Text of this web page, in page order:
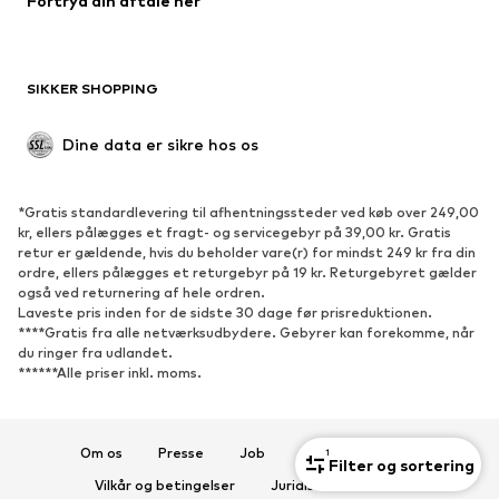
1
Filter og sortering
Upcycled mode
Nyheder
Trending
Sneakers
Ankelstøvler
Pumps & høje hæle
Støvler
Sandaler
Lave sko
Sportssko
SIKKER SHOPPING
Dine data er sikre hos os
*Gratis standardlevering til afhentningssteder ved køb over 249,00
kr, ellers pålægges et fragt- og servicegebyr på 39,00 kr. Gratis
retur er gældende, hvis du beholder vare(r) for mindst 249 kr fra din
ordre, ellers pålægges et returgebyr på 19 kr. Returgebyret gælder
også ved returnering af hele ordren.
Laveste pris inden for de sidste 30 dage før prisreduktionen.
****Gratis fra alle netværksudbydere. Gebyrer kan forekomme, når
du ringer fra udlandet.
******Alle priser inkl. moms.
Om os Presse Job
Databeskyttelse
Vilkår og betingelser
Juridisk information